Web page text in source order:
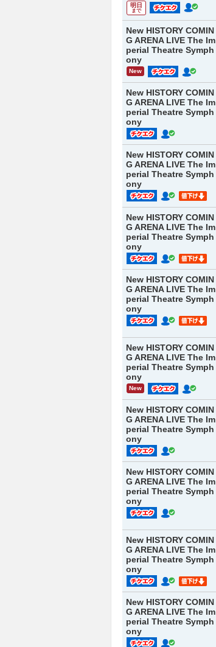
明日
まで
New HISTORY COMIN
G ARENA LIVE The Im
perial Theatre Symph
ony
New
New HISTORY COMIN
G ARENA LIVE The Im
perial Theatre Symph
ony
New HISTORY COMIN
G ARENA LIVE The Im
perial Theatre Symph
ony
New HISTORY COMIN
G ARENA LIVE The Im
perial Theatre Symph
ony
New HISTORY COMIN
G ARENA LIVE The Im
perial Theatre Symph
ony
New HISTORY COMIN
G ARENA LIVE The Im
perial Theatre Symph
ony
New
New HISTORY COMIN
G ARENA LIVE The Im
perial Theatre Symph
ony
New HISTORY COMIN
G ARENA LIVE The Im
perial Theatre Symph
ony
New HISTORY COMIN
G ARENA LIVE The Im
perial Theatre Symph
ony
New HISTORY COMIN
G ARENA LIVE The Im
perial Theatre Symph
ony